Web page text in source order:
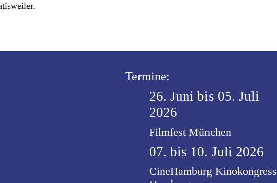
Termine:
26. Juni bis 05. Juli
2026
Filmfest München
07. bis 10. Juli 2026
CineHamburg Kinokongress